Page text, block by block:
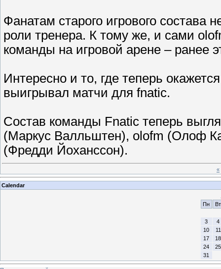
Фанатам старого игрового состава
роли тренера. К тому же, и сами
команды на игровой арене – ранее
Интересно и то, где теперь
выигрывал матчи для fnatiс.
Состав команды Fnatic теперь
(Маркус Валльштен), olofm (Олоф
(Фредди Йоханссон).
«
Calendar
Пн
Вт
3
4
10
11
17
18
24
25
31